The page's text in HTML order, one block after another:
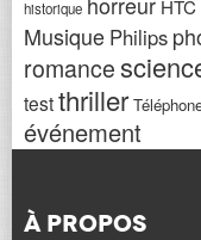
historique
HTC
Musique Philips
romance
testthriller
événement
À PROPOS